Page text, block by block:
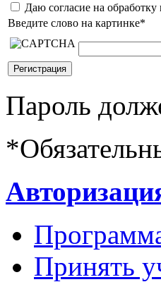
Даю согласие на
Введите слово на картинке*
Пароль
*
Принять